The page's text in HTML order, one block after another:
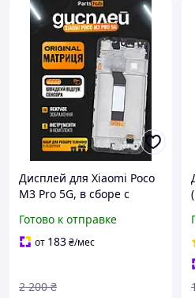
Дисплей для Xiaomi Poco
M3 Pro 5G, в сборе с
корпусе, Original + набор
инструментов
Готово к отправке
от 183₴/мес
2 200 ₴